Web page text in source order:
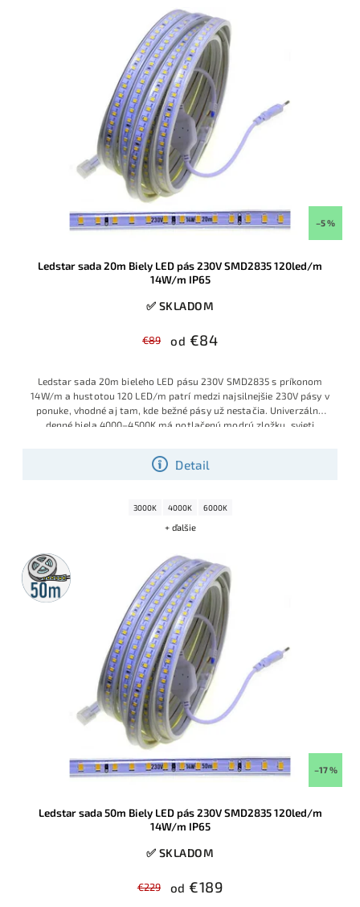
–5 %
Ledstar sada 20m Biely LED pás 230V SMD2835 120led/m
14W/m IP65
✅ SKLADOM
€89 od €84
Detail
Ledstar sada 20m bieleho LED pásu 230V SMD2835 s príkonom
14W/m a hustotou 120 LED/m patrí medzi najsilnejšie 230V pásy v
ponuke, vhodné aj tam, kde bežné pásy už nestačia. Univerzálna
denné biela 4000–4500K má potlačenú modrú zložku, svieti
pripravený na okamžité použitie – prípadne ho môžete podľa
potreby skracovať po každých 20 cm.
3000K 4000K 6000K
+ ďalšie
50m
rolka
–17 %
Ledstar sada 50m Biely LED pás 230V SMD2835 120led/m
14W/m IP65
✅ SKLADOM
€229 od €189